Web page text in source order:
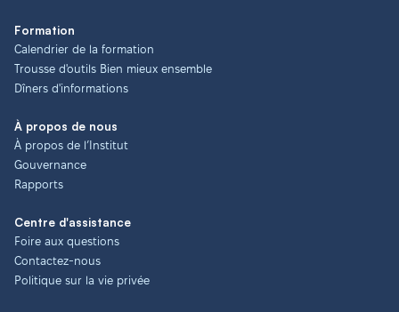
Formation
Calendrier de la formation
Trousse d'outils Bien mieux ensemble
Dîners d'informations
À propos de nous
À propos de l’Institut
Gouvernance
Rapports
Centre d'assistance
Foire aux questions
Contactez-nous
Politique sur la vie privée